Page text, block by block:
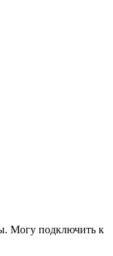
Могу подключить к